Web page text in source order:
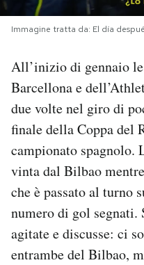
I MIEI PREFERITI
SHOP
CALENDARIO
AREA PERSONALE
Area Personale
Newsletter
Notifiche mobile
Regala il Post
Hai bisogno di aiuto?
Immagine tratta da: El día
All’inizio di gennaio
Barcellona e
due volte nel giro di
finale della Coppa del
campionato spagnolo.
vinta dal Bilbao
che è passato al turno
numero di gol segnati.
agitate e discusse: ci
entrambe del Bilbao,